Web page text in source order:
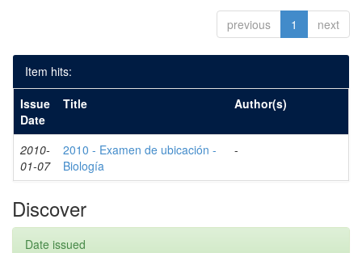
previous 1 next
Item hits:
Issue
Date
Title Author(s)
2010-
01-07
2010 - Examen de ubicación -
Biología
-
Discover
Date issued